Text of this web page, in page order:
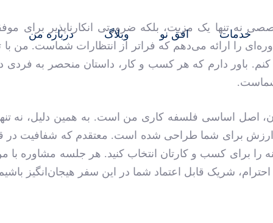
خدمات افق نو وبلاگ درباره من
نه تنها یک مزیت، بلکه ضرورتی انکارناپذیر
را ارائه می‌دهم که فراتر از انتظارات شماست. من با
باور دارم که هر کسب و کار، داستان منحصر به فردی
اصل اساسی فلسفه کاری من است. به همین دلیل، نه
ارزش برای شما طراحی شده است. معتقدم که شفافیت در
را برای کسب و کارتان انتخاب کنید. هر جلسه
شریک قابل اعتماد شما در این سفر هیجان‌انگیز